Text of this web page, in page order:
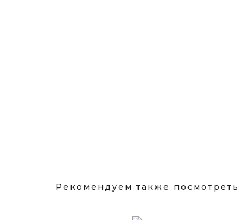
Рекомендуем также посмотреть